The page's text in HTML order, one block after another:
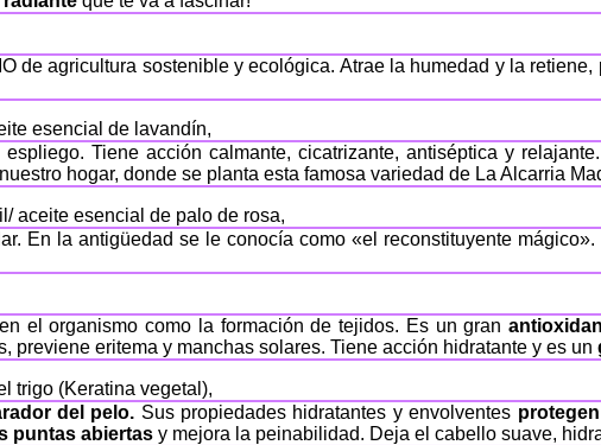
de agricultura sostenible y ecológica. Atrae la humedad y la
esencial de lavandín,
Tiene acción calmante, cicatrizante, antiséptica y
hogar, donde se planta esta famosa variedad de La Alcarria
aceite esencial de palo de rosa,
En la antigüedad se le conocía como «el reconstituyente mágico».
el organismo como la formación de tejidos. Es un gran
previene eritema y manchas solares. Tiene acción hidratante y es un
trigo (Keratina vegetal),
del pelo. Sus propiedades hidratantes y envolventes
puntas abiertas y mejora la peinabilidad. Deja el cabello suave,